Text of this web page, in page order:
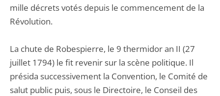
mille décrets votés depuis le commencement de la
Révolution.
La chute de Robespierre, le 9 thermidor an II (27
juillet 1794) le fit revenir sur la scène politique. Il
présida successivement la Convention, le Comité de
salut public puis, sous le Directoire, le Conseil des